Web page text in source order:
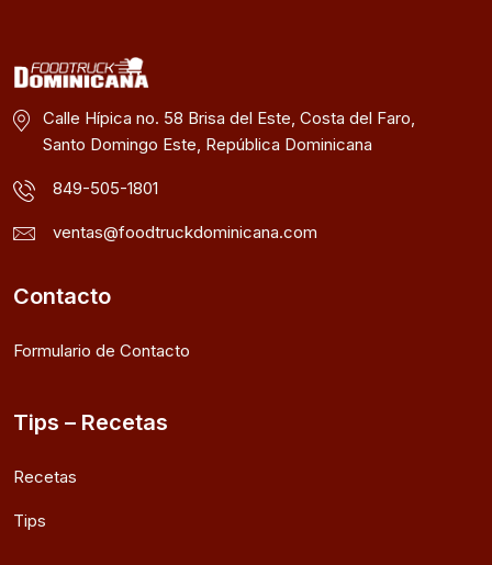
Calle Hípica no. 58 Brisa del Este, Costa del Faro,
Santo Domingo Este, República Dominicana
849-505-1801
ventas@foodtruckdominicana.com
Contacto
Formulario de Contacto
Tips – Recetas
Recetas
Tips